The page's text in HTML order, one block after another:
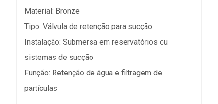
Material: Bronze
Tipo: Válvula de retenção para sucção
Instalação: Submersa em reservatórios ou
sistemas de sucção
Função: Retenção de água e filtragem de
partículas